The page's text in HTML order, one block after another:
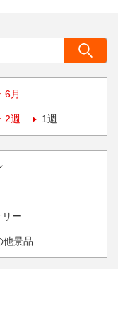
6月
2週 1週
ー
他景品